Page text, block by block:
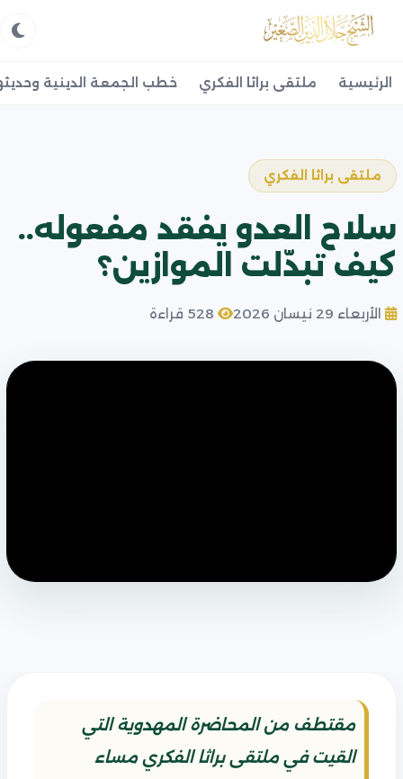
الرئيسية ملتقى براثا الفكري خطب الجمعة الدينية
ملتقى براثا الفكري
سلاح العدو يفقد مفعوله..
كيف تبدّلت الموازين؟
الأربعاء 29 نيسان 2026
مقتطف من المحاضرة المهدوية التي
القيت في ملتقى براثا الفكري مساء